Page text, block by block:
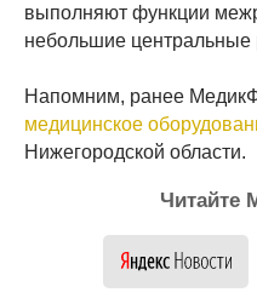
выполняют функции
небольшие
Напомним, ранее
медицинское
Нижегородской области.
Читайте